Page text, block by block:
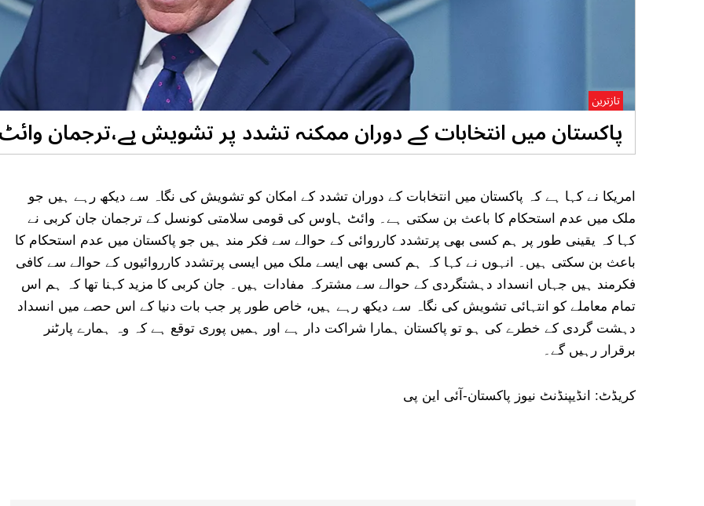
پاکستان میں انتخابات کے دوران ممکنہ تشدد پر تشویش ہے،ترجمان
تازترین
امریکا نے کہا ہے کہ پاکستان میں انتخابات کے دوران تشدد کے امکان کو تشویش کی نگاہ سے دیکھ رہے ہیں جو
ملک میں عدم استحکام کا باعث بن سکتی ہے۔ وائٹ ہاوس کی قومی سلامتی کونسل کے ترجمان جان کربی نے
کہا کہ یقینی طور پر ہم کسی بھی پرتشدد کارروائی کے حوالے سے فکر مند ہیں جو پاکستان میں عدم استحکام کا
باعث بن سکتی ہیں۔ انہوں نے کہا کہ ہم کسی بھی ایسے ملک میں ایسی پرتشدد کارروائیوں کے حوالے سے کافی
فکرمند ہیں جہاں انسداد دہشتگردی کے حوالے سے مشترکہ مفادات ہیں۔ جان کربی کا مزید کہنا تھا کہ ہم اس
تمام معاملے کو انتہائی تشویش کی نگاہ سے دیکھ رہے ہیں، خاص طور پر جب بات دنیا کے اس حصے میں انسداد
دہشت گردی کے خطرے کی ہو تو پاکستان ہمارا شراکت دار ہے اور ہمیں پوری توقع ہے کہ وہ ہمارے پارٹنر
برقرار رہیں گے۔
کریڈٹ: انڈیپنڈنٹ نیوز پاکستان-آئی این پی